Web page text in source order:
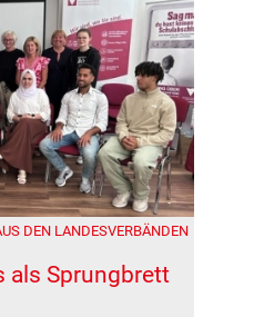
DEN LANDESVERBÄNDEN
als Sprungbrett